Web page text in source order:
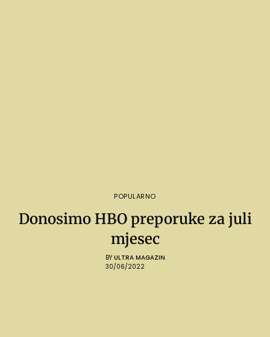
POPULARNO
Donosimo HBO preporuke za juli
mjesec
BY ULTRA MAGAZIN
30/06/2022